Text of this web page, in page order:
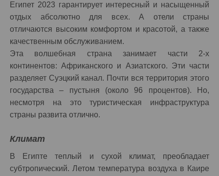
Египет 2023 гарантирует интересный и насыщенный
отдых абсолютно для всех. А отели страны
отличаются высоким комфортом и красотой, а также
качественным обслуживанием.
Эта волшебная страна занимает части 2-х
континентов: Африканского и Азиатского. Эти части
разделяет Суэцкий канал. Почти вся территория этого
государства – пустыня (около 96 процентов). Но,
несмотря на это туристическая инфраструктура
страны развита отлично.
Климат
В Египте теплый и сухой климат, преобладает
субтропический. Летом температура воздуха в Каире